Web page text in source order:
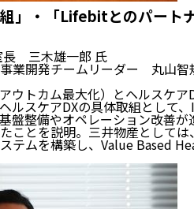
」・「Lifebitとのパート
長 三木雄一郎 氏
業開発チームリーダー 丸山智
トカム最大化）とヘルスケア
ルスケアDXの具体取組として
整備やオペレーション改善が
ことを説明。三井物産としては
テムを構築し、Value Based